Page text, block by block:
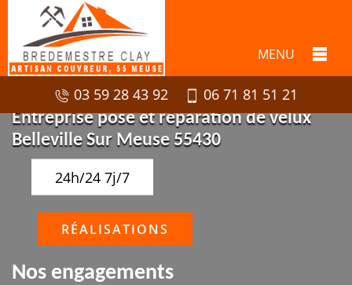
MENU
03 59 28 43 92
06 71 81 51 21
Entreprise pose et réparation de velux
Belleville Sur Meuse 55430
24h/24 7j/7
RÉALISATIONS
Nos engagements